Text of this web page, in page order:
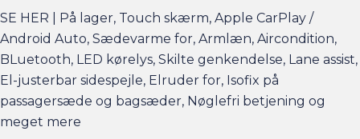
SE HER | På lager, Touch skærm, Apple CarPlay /
Android Auto, Sædevarme for, Armlæn, Aircondition,
BLuetooth, LED kørelys, Skilte genkendelse, Lane assist,
El-justerbar sidespejle, Elruder for, Isofix på
passagersæde og bagsæder, Nøglefri betjening og
meget mere